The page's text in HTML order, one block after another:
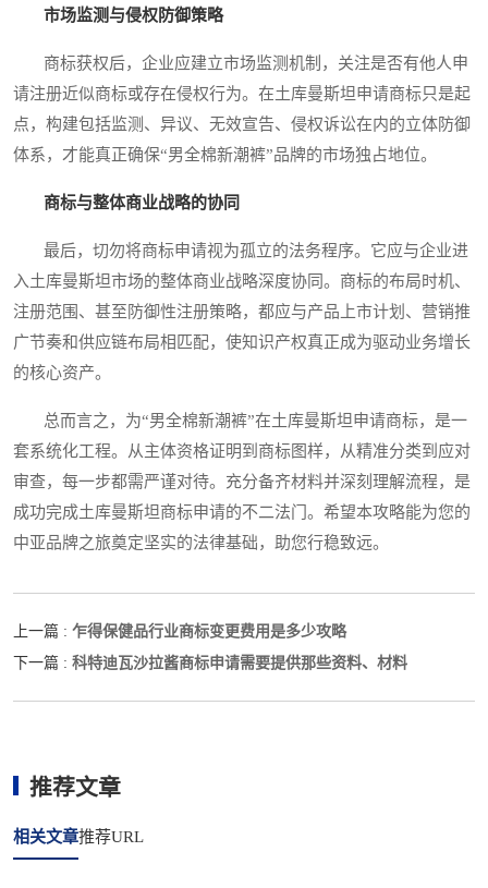
市场监测与侵权防御策略
商标获权后，企业应建立市场监测机制，关注是否有他人申
请注册近似商标或存在侵权行为。在土库曼斯坦申请商标只是起
点，构建包括监测、异议、无效宣告、侵权诉讼在内的立体防御
体系，才能真正确保“男全棉新潮裤”品牌的市场独占地位。
商标与整体商业战略的协同
最后，切勿将商标申请视为孤立的法务程序。它应与企业进
入土库曼斯坦市场的整体商业战略深度协同。商标的布局时机、
注册范围、甚至防御性注册策略，都应与产品上市计划、营销推
广节奏和供应链布局相匹配，使知识产权真正成为驱动业务增长
的核心资产。
总而言之，为“男全棉新潮裤”在土库曼斯坦申请商标，是一
套系统化工程。从主体资格证明到商标图样，从精准分类到应对
审查，每一步都需严谨对待。充分备齐材料并深刻理解流程，是
成功完成土库曼斯坦商标申请的不二法门。希望本攻略能为您的
中亚品牌之旅奠定坚实的法律基础，助您行稳致远。
上一篇 : 乍得保健品行业商标变更费用是多少攻略
下一篇 : 科特迪瓦沙拉酱商标申请需要提供那些资料、材料
推荐文章
相关文章推荐URL